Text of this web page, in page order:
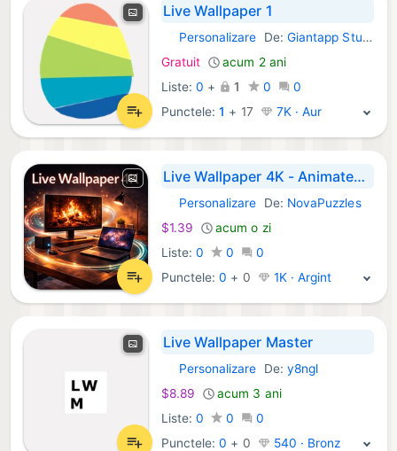
Live Wallpaper 1
Windows Aplicații:
Personalizare De: Giantapp Studio
Gratuit
acum 2 ani
Liste: 0 + 1 0
0
Punctele:1 + 17 7K · Aur
Live Wallpaper 4K - Animated Video Backgrounds
Windows Aplicații:
Personalizare De: NovaPuzzles
$1.39
acum o zi
Liste: 0 0
0
Punctele:0 + 0 1K · Argint
Live Wallpaper Master
Windows Aplicații:
Personalizare De: y8ngl
$8.89
acum 3 ani
Liste: 0 0
0
Punctele:0 + 0 540 · Bronz